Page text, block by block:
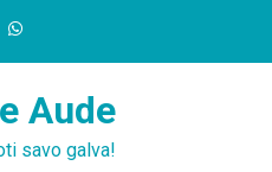
Aude
savo galva!